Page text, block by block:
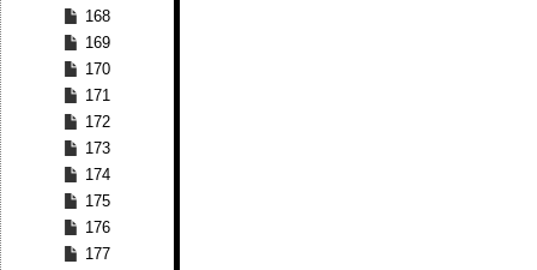
168
169
170
171
172
173
174
175
176
177